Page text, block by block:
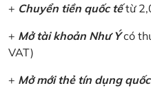
+ Chuyển tiền quốc tếtừ
+ Mở tài khoản Như Ýcó
VAT)
+ Mở mới thẻ tín dụng